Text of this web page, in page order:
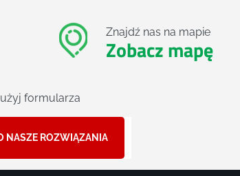
Znajdź nas na mapie
Zobacz mapę
formularza
NASZE ROZWIĄZANIA